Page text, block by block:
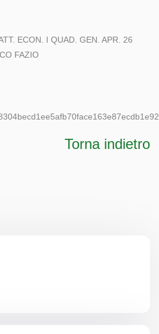
ECON. I QUAD. GEN. APR. 26
FAZIO
Torna indietro